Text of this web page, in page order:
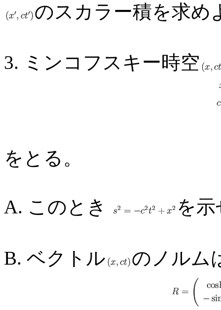
のスカラー積を求め
3. ミンコフスキー時空
をとる。
A. このとき を
B. ベクトル のノルム